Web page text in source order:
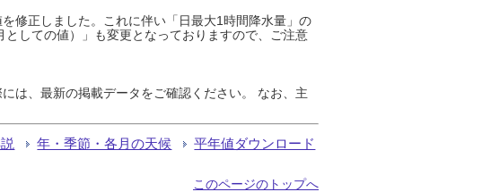
修正しました。これに伴い「日最大1時間降水量」の
しての値）」も変更となっておりますので、ご注意
は、最新の掲載データをご確認ください。 なお、主
年・季節・各月の天候 平年値ダウンロード
このページのトップへ